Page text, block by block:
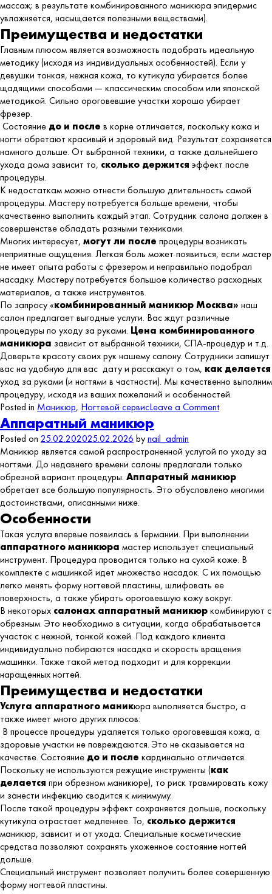
массаж; в результате комбинированного маникюра эпидермис
увлажняется, насыщается полезными веществами).
Преимущества и недостатки
Главным плюсом является возможность подобрать идеальную
методику (исходя из индивидуальных особенностей). Если у
девушки тонкая, нежная кожа, то кутикула убирается более
щадящими способами — классическим способом или японской
методикой. Сильно ороговевшие участки хорошо убирает
фрезер.
Состояние до и после в корне отличается, поскольку кожа и
ногти обретают красивый и здоровый вид. Результат сохраняется
намного дольше. От выбранной техники, а также дальнейшего
ухода дома зависит то, сколько держится эффект после
процедуры.
К недостаткам можно отнести большую длительность самой
процедуры. Мастеру потребуется больше времени, чтобы
качественно выполнить каждый этап. Сотрудник салона должен в
совершенстве обладать разными техниками.
Многих интересует, могут ли после процедуры возникать
неприятные ощущения. Легкая боль может появиться, если мастер
не имеет опыта работы с фрезером и неправильно подобрал
насадку. Мастеру потребуется большое количество расходных
материалов, а также инструментов.
По запросу «комбинированный маникюр Москва» наш
салон предлагает выгодные услуги. Вас ждут различные
процедуры по уходу за руками. Цена комбинированного
маникюра зависит от выбранной техники, СПА-процедур и т.д.
Доверьте красоту своих рук нашему салону. Сотрудники запишут
вас на удобную для вас дату и расскажут о том, как делается
уход за руками (и ногтями в частности). Мы качественно выполним
процедуру, исходя из ваших пожеланий и особенностей.
Posted in Маникюр, Ногтевой сервисLeave a Commenton
Аппаратный маникюр
Posted on 25.02.202025.02.2026 bynail_admin
Маникюр является самой распространенной услугой по уходу за
ногтями. До недавнего времени салоны предлагали только
обрезной вариант процедуры. Аппаратный маникюр
обретает все большую популярность. Это обусловлено многими
достоинствами, описанными ниже.
Особенности
Такая услуга впервые появилась в Германии. При выполнении
аппаратного маникюра мастер использует специальный
инструмент. Процедура проводится только на сухой коже. В
комплекте с машинкой идет множество насадок. С их помощью
легко менять форму ногтевой пластины, шлифовать ее
поверхность, а также убирать ороговевшую кожу вокруг.
В некоторых салонах аппаратный маникюркомбинируют с
обрезным. Это необходимо в ситуации, когда обрабатывается
участок с нежной, тонкой кожей. Под каждого клиента
индивидуально побираются насадка и скорость вращения
машинки. Также такой метод подходит и для коррекции
наращенных ногтей.
Преимущества и недостатки
Услуга аппаратного маникюра выполняется быстро, а
также имеет много других плюсов:
В процессе процедуры удаляется только ороговевшая кожа, а
здоровые участки не повреждаются. Это не сказывается на
качестве. Состояние до и после кардинально отличается.
Поскольку не используются режущие инструменты (как
делается при обрезном маникюре), то риск травмировать кожу
и занести инфекцию сводится к минимуму.
После такой процедуры эффект сохраняется дольше, поскольку
кутикула отрастает медленнее. То, сколько держится
маникюр, зависит и от ухода. Специальные косметические
средства позволяют сохранять ухоженное состояние ногтей
дольше.
Специальный инструмент позволяет получить более совершенную
форму ногтевой пластины.